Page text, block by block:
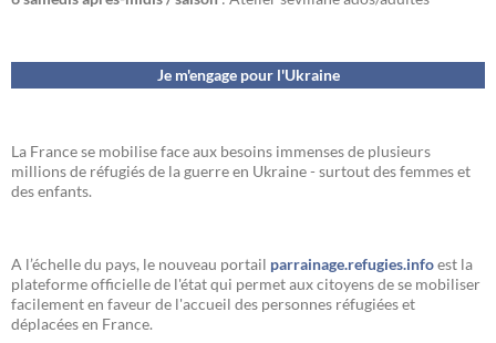
Je m'engage pour l'Ukraine
La France se mobilise face aux besoins immenses de plusieurs
millions de réfugiés de la guerre en Ukraine - surtout des femmes et
des enfants.
A l’échelle du pays, le nouveau portail parrainage.refugies.infoest la
plateforme officielle de l'état qui permet aux citoyens de se mobiliser
facilement en faveur de l'accueil des personnes réfugiées et
déplacées en France.